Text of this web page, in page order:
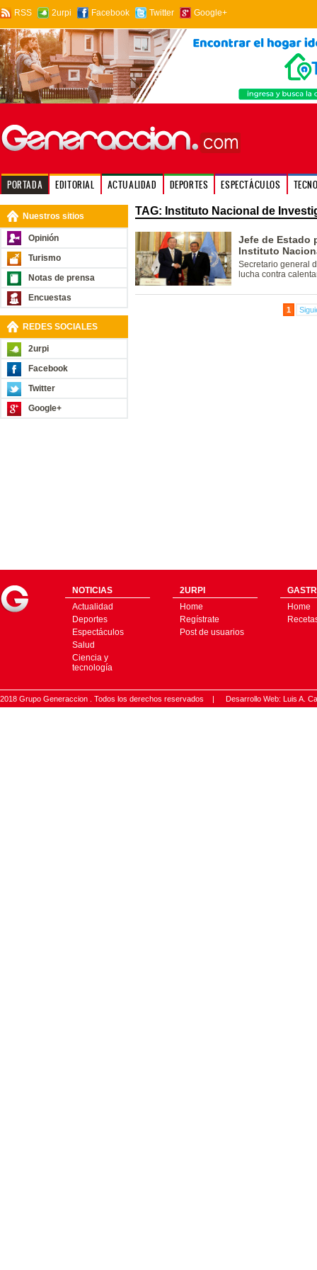
RSS 2urpi Facebook Twitter Google+
PORTADA EDITORIAL ACTUALIDAD DEPORTES ESPECTÁCULOS
Nuestros sitios
Opinión
Turismo
Notas de prensa
Encuestas
REDES SOCIALES
2urpi
Facebook
Twitter
Google+
TAG: Instituto Nacional de
Jefe de Estado
Instituto
Secretario general
lucha contra
1
NOTICIAS
Actualidad
Deportes
Espectáculos
Salud
Ciencia y
tecnología
2URPI
Home
Regístrate
Post de usuarios
Home
2018 Grupo Generaccion . Todos los derechos reservados | Desarrollo Web: Luis